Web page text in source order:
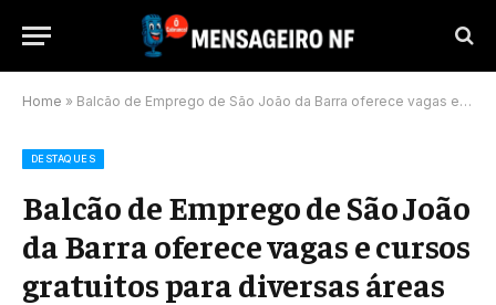
Home » Balcão de Emprego de São João da Barra oferece vagas e cursos gratuitos para diversas áreas
DESTAQUES
Balcão de Emprego de São João
da Barra oferece vagas e cursos
gratuitos para diversas áreas